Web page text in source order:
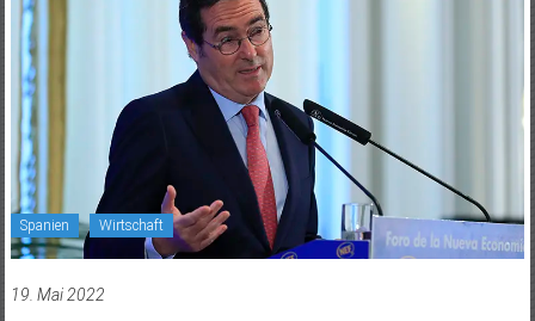
Spanien Wirtschaft
19. Mai 2022